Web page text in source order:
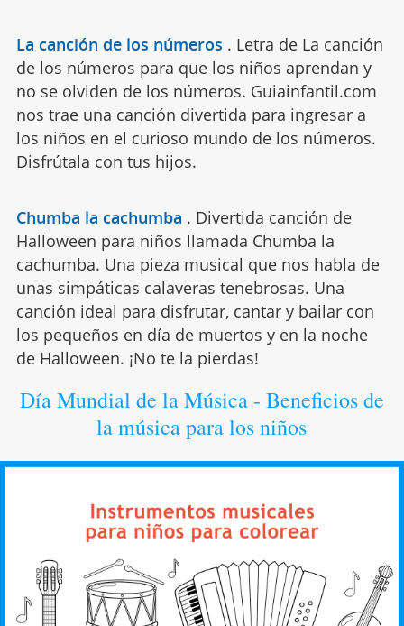
La canción de los números . Letra de La canción
de los números para que los niños aprendan y
no se olviden de los números. Guiainfantil.com
nos trae una canción divertida para ingresar a
los niños en el curioso mundo de los números.
Disfrútala con tus hijos.
Chumba la cachumba . Divertida canción de
Halloween para niños llamada Chumba la
cachumba. Una pieza musical que nos habla de
unas simpáticas calaveras tenebrosas. Una
canción ideal para disfrutar, cantar y bailar con
los pequeños en día de muertos y en la noche
de Halloween. ¡No te la pierdas!
Día Mundial de la Música - Beneficios de
la música para los niños